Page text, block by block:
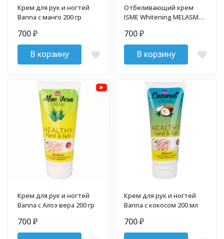
Крем для рук и ногтей
Banna c манго 200 гр
700₽
В корзину
Отбеливающий крем
ISME Whitening MELASMA
700₽
В корзину
Крем для рук и ногтей
Banna c Алоэ вера 200 гр
700₽
Крем для рук и ногтей
Banna с кокосом 200 мл
700₽